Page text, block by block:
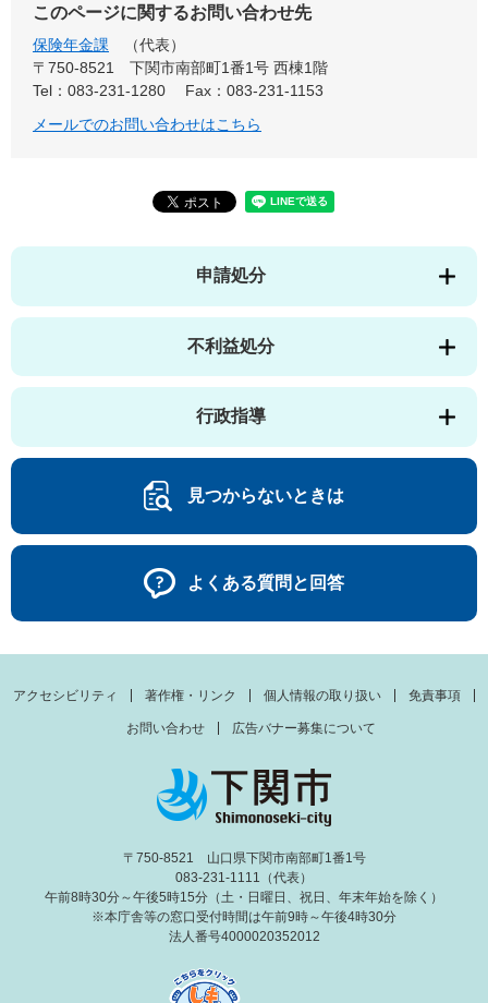
このページに関するお問い合わせ先
保険年金課
代表
〒750-8521
下関市南部町1番1号 西棟1階
Tel：083-231-1280
Fax：083-231-1153
メールでのお問い合わせはこちら
申請処分
不利益処分
行政指導
見つからないときは
よくある質問と回答
アクセシビリティ 著作権・リンク 個人情報の取り扱い 免責事項
お問い合わせ 広告バナー募集について
〒750-8521 山口県下関市南部町1番1号
083-231-1111（代表）
午前8時30分～午後5時15分（土・日曜日、祝日、年末年始を除く）
※本庁舎等の窓口受付時間は午前9時～午後4時30分
法人番号4000020352012